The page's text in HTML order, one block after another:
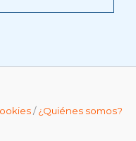
/¿Quiénes somos?